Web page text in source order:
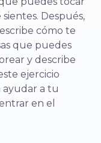
Después,
cómo te
que puedes
y describe
ejercicio
ayudar a tu
en el